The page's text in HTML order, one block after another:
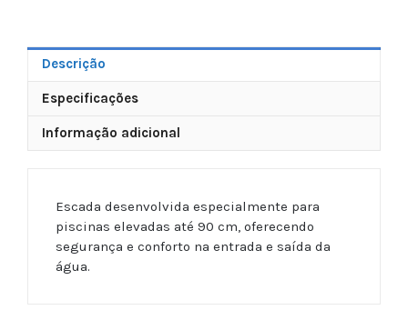
Descrição
Especificações
Informação adicional
Escada desenvolvida especialmente para
piscinas elevadas até 90 cm, oferecendo
segurança e conforto na entrada e saída da
água.